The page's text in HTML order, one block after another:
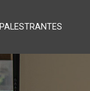
PALESTRANTES